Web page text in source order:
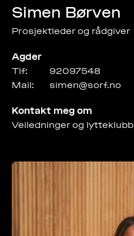
Simen Børven
Prosjektleder og rådgiver
Agder
Tlf:
92097548
Mail:
simen@sorf.no
Kontakt meg om
Veiledninger og lytteklubb